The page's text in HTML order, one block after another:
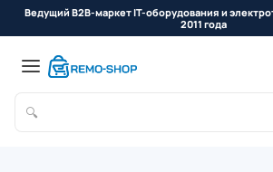
Ведущий B2B-маркет IT-оборудования и
2011 года
🔍